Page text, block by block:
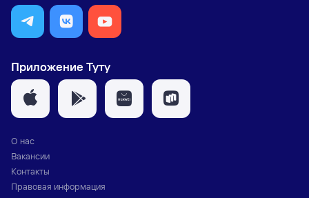
Приложение Туту
О нас
Вакансии
Контакты
Правовая информация